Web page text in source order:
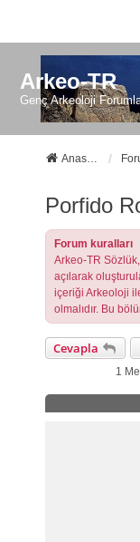
Arkeo-TR
Genç Arkeoloji
Anasayfa
Porfido
Forum kuralları
Arkeo-TR
açılarak
içeriği Arkeoloji
olmalıdır. Bu
Cevapla
1